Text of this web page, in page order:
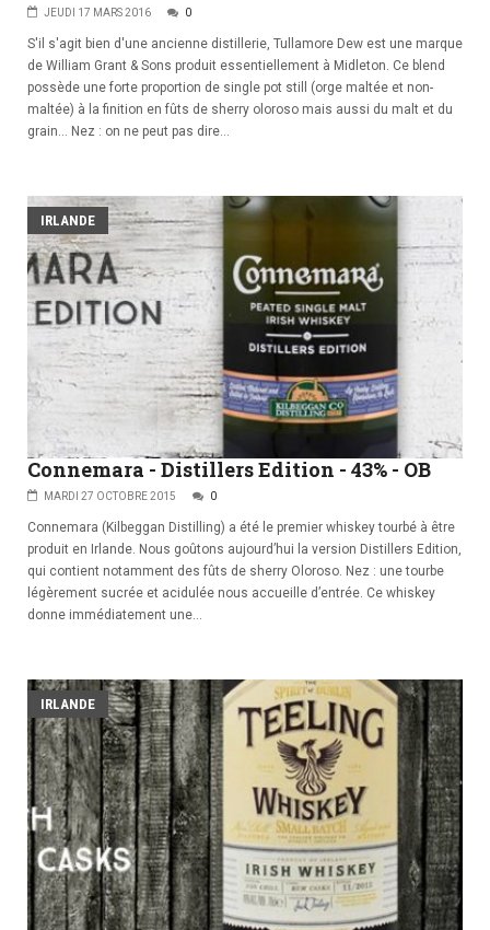
JEUDI 17 MARS 2016 0
S'il s'agit bien d'une ancienne distillerie, Tullamore Dew est une marque
de William Grant & Sons produit essentiellement à Midleton. Ce blend
possède une forte proportion de single pot still (orge maltée et non-
maltée) à la finition en fûts de sherry oloroso mais aussi du malt et du
grain... Nez : on ne peut pas dire...
IRLANDE
Connemara - Distillers Edition - 43% - OB
MARDI 27 OCTOBRE 2015 0
Connemara (Kilbeggan Distilling) a été le premier whiskey tourbé à être
produit en Irlande. Nous goûtons aujourd’hui la version Distillers Edition,
qui contient notamment des fûts de sherry Oloroso. Nez : une tourbe
légèrement sucrée et acidulée nous accueille d’entrée. Ce whiskey
donne immédiatement une...
IRLANDE